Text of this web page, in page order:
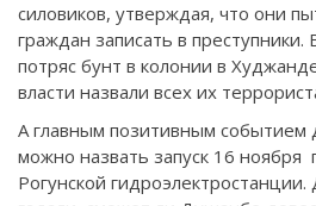
силовиков, утверждая, что они
граждан записать в
потряс бунт в колонии в
власти назвали всех их
А главным позитивным событием
можно назвать запуск 16 ноября
Рогунской